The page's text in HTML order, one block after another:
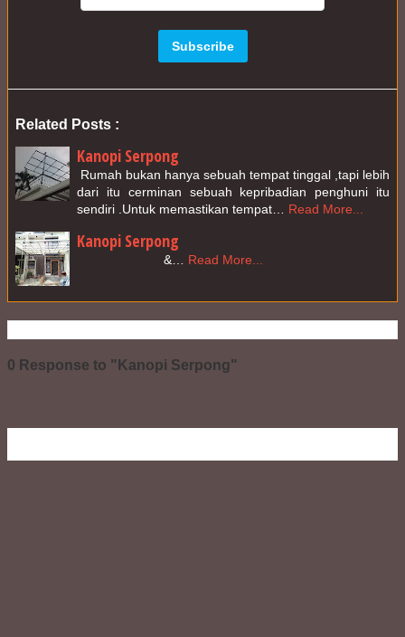
Related Posts :
Kanopi Serpong
Rumah bukan hanya sebuah tempat tinggal ,tapi lebih
dari itu cerminan sebuah kepribadian penghuni itu
sendiri .Untuk memastikan tempat…
Read More...
Kanopi Serpong
&… Read More...
0 Response to "Kanopi Serpong"